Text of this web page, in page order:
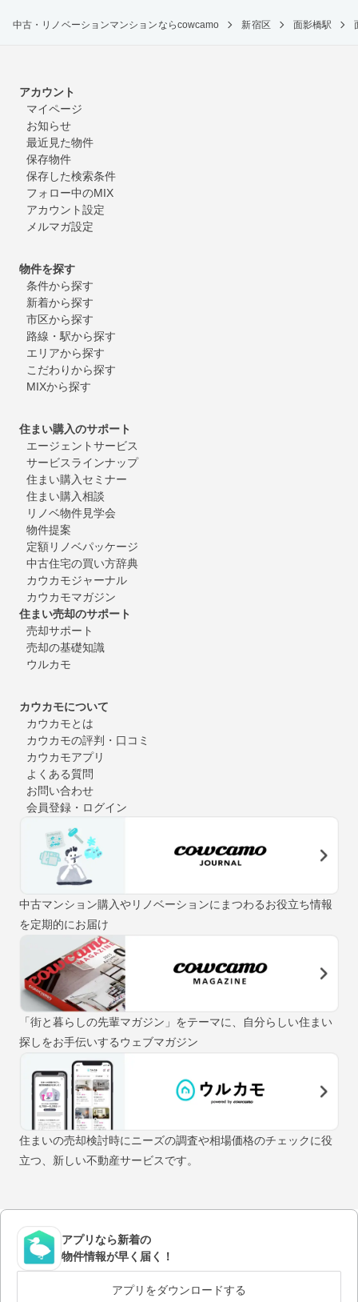
中古・リノベーションマンションならcowcamo 新宿区 面影橋駅
アカウント
マイページ
お知らせ
最近見た物件
保存物件
保存した検索条件
フォロー中のMIX
アカウント設定
メルマガ設定
物件を探す
条件から探す
新着から探す
市区から探す
路線・駅から探す
エリアから探す
こだわりから探す
MIXから探す
住まい購入のサポート
エージェントサービス
サービスラインナップ
住まい購入セミナー
住まい購入相談
リノベ物件見学会
物件提案
定額リノベパッケージ
中古住宅の買い方辞典
カウカモジャーナル
カウカモマガジン
住まい売却のサポート
売却サポート
売却の基礎知識
ウルカモ
カウカモについて
カウカモとは
カウカモの評判・口コミ
カウカモアプリ
よくある質問
お問い合わせ
会員登録・ログイン
中古マンション購入やリノベーションにまつわるお役立ち情報
を定期的にお届け
「街と暮らしの先輩マガジン」をテーマに、自分らしい住まい
探しをお手伝いするウェブマガジン
住まいの売却検討時にニーズの調査や相場価格のチェックに役
立つ、新しい不動産サービスです。
アプリなら新着の
物件情報が早く届く！
アプリをダウンロードする